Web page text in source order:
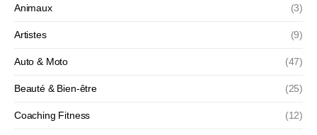
Animaux (3)
Artistes (9)
Auto & Moto (47)
Beauté & Bien-être (25)
Coaching Fitness (12)